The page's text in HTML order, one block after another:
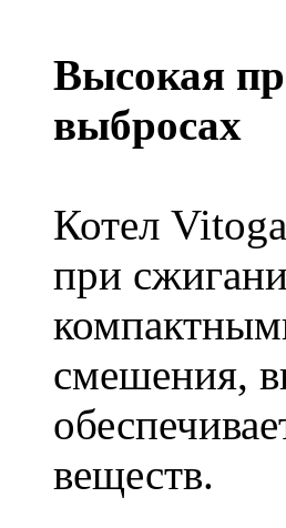
Высокая
выбросах
Котел
при
смешения,
веществ.